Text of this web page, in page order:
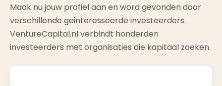
Maak nu jouw profiel aan en word gevonden door
verschillende geinteresseerde investeerders.
VentureCapital.nl verbindt honderden
investeerders met organisaties die kapitaal zoeken.